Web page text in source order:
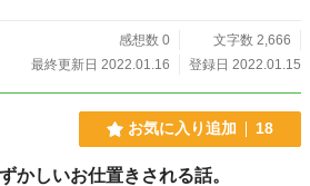
感想数 0
文字数 2,666
最終更新日 2022.01.16
登録日 2022.01.15
お気に入り追加 18
かしいお仕置きされる話。